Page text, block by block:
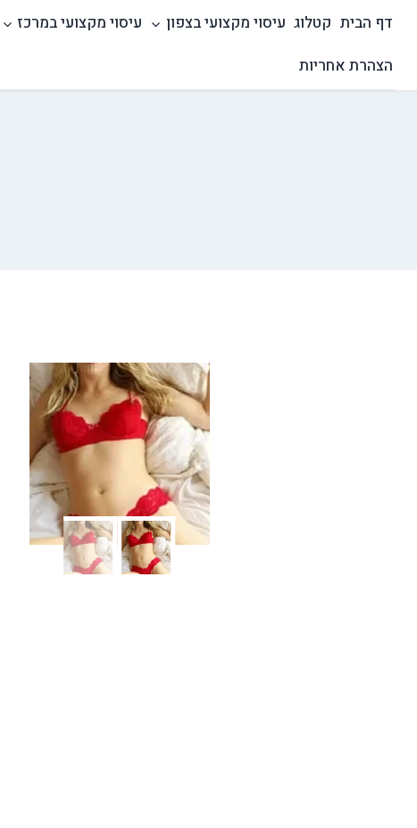
content
דף הבית קטלוג עיסוי מקצועי בצפון עיסוי מקצועי במרכז
הצהרת אחריות